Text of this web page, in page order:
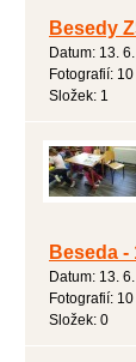
Besedy
Datum: 13.
Fotografií: 10
Složek: 1
Beseda
Datum: 13.
Fotografií: 10
Složek: 0